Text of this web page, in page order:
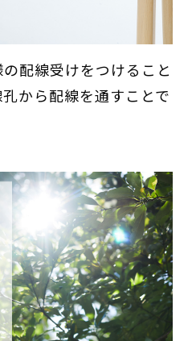
配線受けをつけること
から配線を通すことで